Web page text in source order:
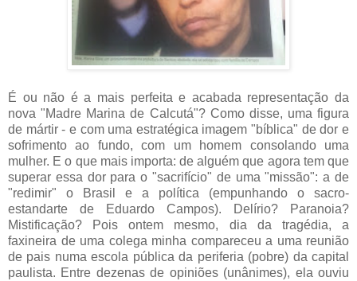
É ou não é a mais perfeita e acabada representação da
nova "Madre Marina de Calcutá"? Como disse, uma figura
de mártir - e com uma estratégica imagem "bíblica" de dor e
sofrimento ao fundo, com um homem consolando uma
mulher. E o que mais importa: de alguém que agora tem que
superar essa dor para o "sacrifício" de uma "missão": a de
"redimir" o Brasil e a política (empunhando o sacro-
estandarte de Eduardo Campos). Delírio? Paranoia?
Mistificação? Pois ontem mesmo, dia da tragédia, a
faxineira de uma colega minha compareceu a uma reunião
de pais numa escola pública da periferia (pobre) da capital
paulista. Entre dezenas de opiniões (unânimes), ela ouviu